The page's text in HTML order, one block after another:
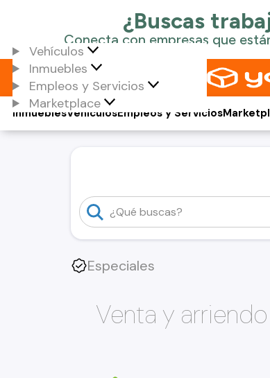
Vehículos
Inmuebles
Empleos y Servicios
Marketplace
Vehículos
Inmuebles Empleos y Servicios
Especiales
Venta y